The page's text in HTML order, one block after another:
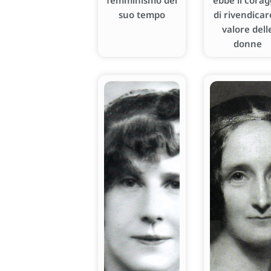
suo tempo
di
valore
donne